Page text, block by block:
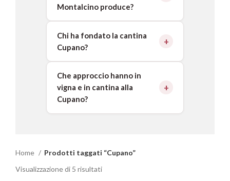
Montalcino produce?
Chi ha fondato la cantina
Cupano?
Che approccio hanno in
vigna e in cantina alla
Cupano?
Home
Prodotti taggati “Cupano”
Visualizzazione di 5 risultati